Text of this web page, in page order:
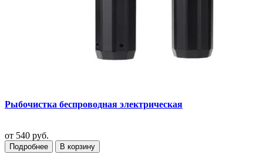
Рыбочистка беспроводная электрическая
от 540 руб.
Подробнее В корзину